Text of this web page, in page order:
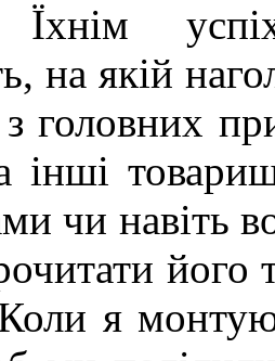
Їхнім
на якій
головних
чи навіть
його
я